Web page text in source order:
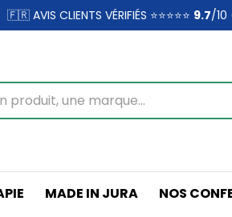
🇫🇷 AVIS CLIENTS VÉRIFIÉS ⭐⭐⭐⭐⭐ 9.7/
MADE IN JURA NOS